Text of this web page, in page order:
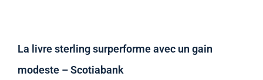
La livre sterling surperforme avec un gain
modeste – Scotiabank